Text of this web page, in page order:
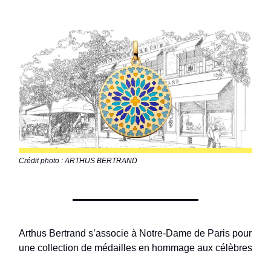
Crédit photo : ARTHUS BERTRAND
Arthus Bertrand s’associe à Notre-Dame de Paris pour
une collection de médailles en hommage aux célèbres